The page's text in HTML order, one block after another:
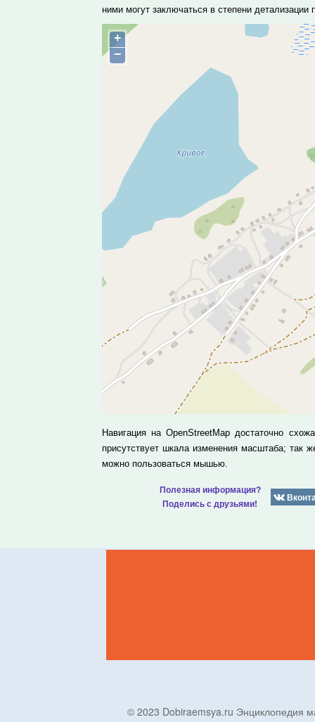
ними могут заключаться в степени
+
−
Навигация на OpenStreetMap достаточно
присутствует шкала изменения масштаба; так
можно пользоваться мышью.
Полезная информация?
Поделись с друзьями!
© 2023 Dobiraemsya.ru